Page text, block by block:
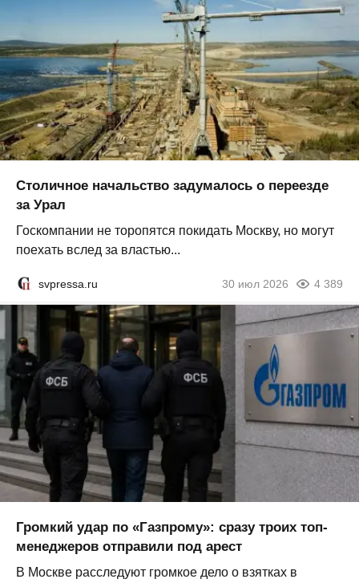
Столичное начальство задумалось о переезде
за Урал
Госкомпании не торопятся покидать Москву, но могут
поехать вслед за властью...
svpressa.ru 30 июл 2026 4 389
Громкий удар по «Газпрому»: сразу троих топ-
менеджеров отправили под арест
В Москве расследуют громкое дело о взятках в